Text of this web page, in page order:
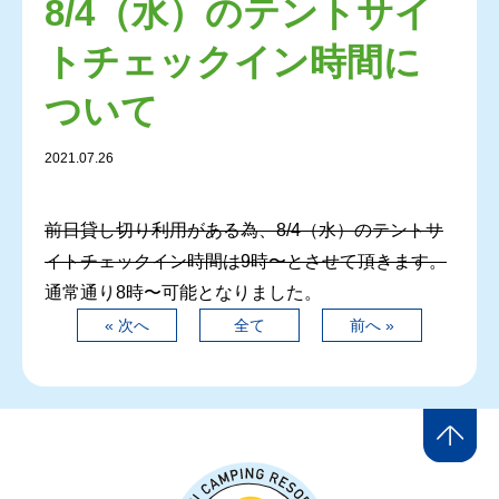
8/4（水）のテントサイ
トチェックイン時間に
ついて
2021.07.26
前日貸し切り利用がある為、8/4（水）のテントサ
イトチェックイン時間は9時〜とさせて頂きます。
通常通り8時〜可能となりました。
« 次へ 全て 前へ »